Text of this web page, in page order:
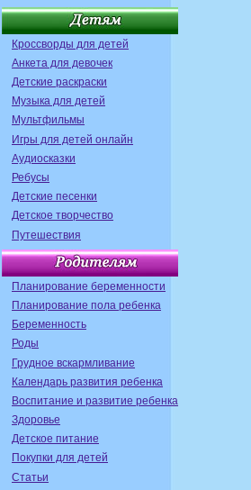
Кроссворды для детей
Анкета для девочек
Детские раскраски
Музыка для детей
Мультфильмы
Игры для детей онлайн
Аудиосказки
Ребусы
Детские песенки
Детское творчество
Путешествия
Планирование беременности
Планирование пола ребенка
Беременность
Роды
Грудное вскармливание
Календарь развития ребенка
Воспитание и развитие ребенка
Здоровье
Детское питание
Покупки для детей
Статьи